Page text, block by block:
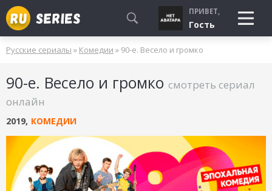
СМОТРЮ
БУДУ СМОТРЕТЬ
УЖЕ СМОТРЕЛ
ПРИВЕТ,
Гость
Русские сериалы » Комедии » 90-е. Весело и громко
90-е. Весело и громко смотреть сериал
онлайн
2019, КОМЕДИИ